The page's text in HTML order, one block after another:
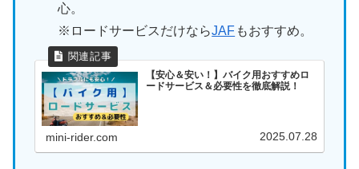
心。
※ロードサービスだけならJAF もおすすめ。
【安心＆安い！】バイク用おすすめロ
ードサービス＆必要性を徹底解説！
mini-rider.com 2025.07.28